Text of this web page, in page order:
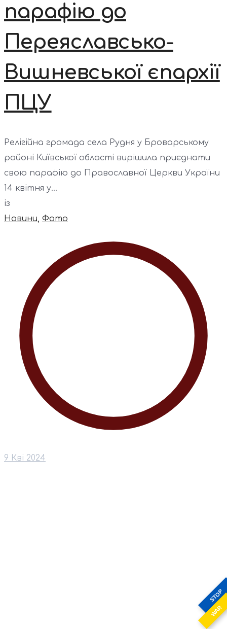
STOP
WAR
парафію до
Переяславсько-
Вишневської єпархії
ПЦУ
Релігійна громада села Рудня у Броварському
районі Київської області вирішила приєднати
свою парафію до Православної Церкви України
14 квітня у...
із
Новини, Фото
9 Кві 2024